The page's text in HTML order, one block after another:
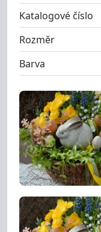
Katalogové číslo
Rozměr
Barva